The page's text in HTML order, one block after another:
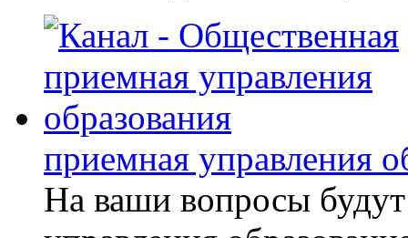
приемная управления
На ваши вопросы будут